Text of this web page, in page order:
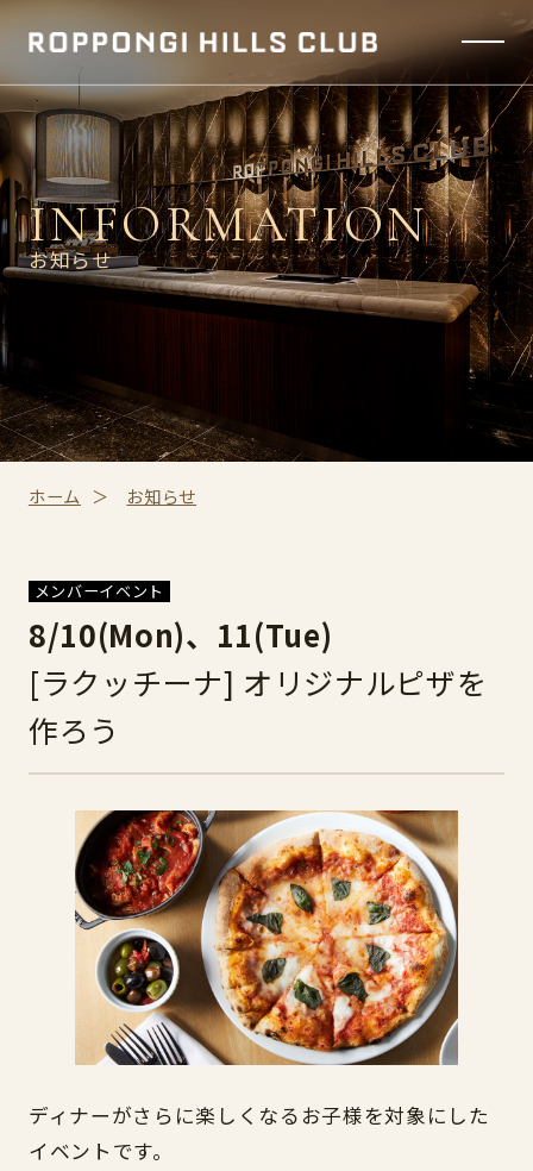
INFORMATION
お知らせ
ホーム お知らせ
メンバーイベント
8/10(Mon)、11(Tue)
[ラクッチーナ] オリジナルピザを
作ろう
ディナーがさらに楽しくなるお子様を対象にした
イベントです。